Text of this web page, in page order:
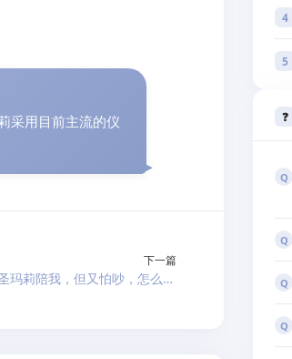
采用目前主流的仪
下一篇
宝爸工作忙，晚上想来圣玛莉陪我，但又怕吵，怎么办？ →
4
5
❓
Q
Q
Q
Q